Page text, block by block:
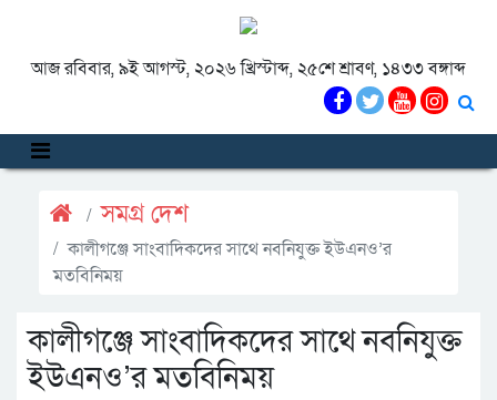
আজ রবিবার, ৯ই আগস্ট, ২০২৬ খ্রিস্টাব্দ, ২৫শে শ্রাবণ, ১৪৩৩ বঙ্গাব্দ
সমগ্র দেশ
কালীগঞ্জে সাংবাদিকদের সাথে নবনিযুক্ত ইউএনও’র
মতবিনিময়
কালীগঞ্জে সাংবাদিকদের সাথে নবনিযুক্ত
ইউএনও’র মতবিনিময়